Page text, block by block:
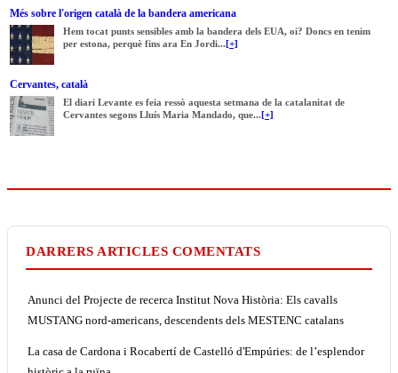
Més sobre l'origen català de la bandera americana
Hem tocat punts sensibles amb la bandera dels EUA, oi? Doncs en tenim
per estona, perquè fins ara En Jordi... [+]
Cervantes, català
El diari Levante es feia ressò aquesta setmana de la catalanitat de
Cervantes segons Lluís Maria Mandado, que... [+]
DARRERS ARTICLES COMENTATS
Anunci del Projecte de recerca Institut Nova Història: Els cavalls
MUSTANG nord-americans, descendents dels MESTENC catalans
La casa de Cardona i Rocabertí de Castelló d'Empúries: de l’esplendor